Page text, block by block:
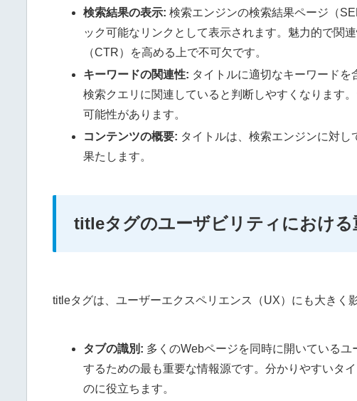
検索結果の表示: 検索エンジンの検索結果ページ（
ック可能なリンクとして表示されます。魅力的で関
（CTR）を高める上で不可欠です。
キーワードの関連性: タイトルに適切なキーワード
検索クエリに関連していると判断しやすくなります
可能性があります。
コンテンツの概要: タイトルは、検索エンジンに対
果たします。
titleタグのユーザビリティにおける
titleタグは、ユーザーエクスペリエンス（UX）にも大きく
タブの識別: 多くのWebページを同時に開いている
するための最も重要な情報源です。分かりやすいタ
のに役立ちます。